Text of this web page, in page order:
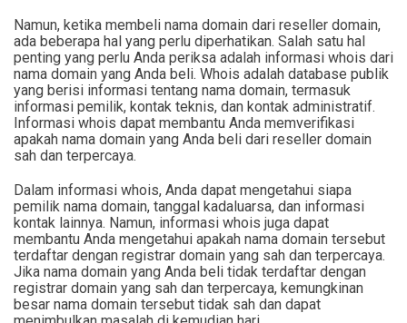
Namun, ketika membeli nama domain dari reseller domain,
ada beberapa hal yang perlu diperhatikan. Salah satu hal
penting yang perlu Anda periksa adalah informasi whois dari
nama domain yang Anda beli. Whois adalah database publik
yang berisi informasi tentang nama domain, termasuk
informasi pemilik, kontak teknis, dan kontak administratif.
Informasi whois dapat membantu Anda memverifikasi
apakah nama domain yang Anda beli dari reseller domain
sah dan terpercaya.
Dalam informasi whois, Anda dapat mengetahui siapa
pemilik nama domain, tanggal kadaluarsa, dan informasi
kontak lainnya. Namun, informasi whois juga dapat
membantu Anda mengetahui apakah nama domain tersebut
terdaftar dengan registrar domain yang sah dan terpercaya.
Jika nama domain yang Anda beli tidak terdaftar dengan
registrar domain yang sah dan terpercaya, kemungkinan
besar nama domain tersebut tidak sah dan dapat